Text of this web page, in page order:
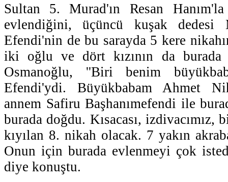
Sultan 5. Murad'ın Resan Hanım'la
evlendiğini, üçüncü kuşak dedesi
Efendi'nin de bu sarayda 5 kere
iki oğlu ve dört kızının da burada
Osmanoğlu, ''Biri benim
Efendi'ydi. Büyükbabam Ahmet
annem Safiru Başhanımefendi ile
burada doğdu. Kısacası, izdivacımız,
kıyılan 8. nikah olacak. 7 yakın
Onun için burada evlenmeyi çok
diye konuştu.